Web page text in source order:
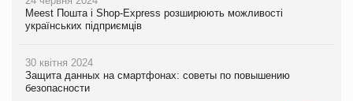
Meest Пошта і Shop-Express розширюють можливості
українських підприємців
30 квітня 2024
Защита данных на смартфонах: советы по повышению
безопасности